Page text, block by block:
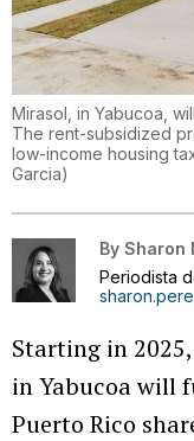
Mirasol, in Yabucoa,
The rent-subsidized
low-income housing
Garcia)
By Sharon
Periodista
Starting in
in Yabucoa will
Puerto Rico